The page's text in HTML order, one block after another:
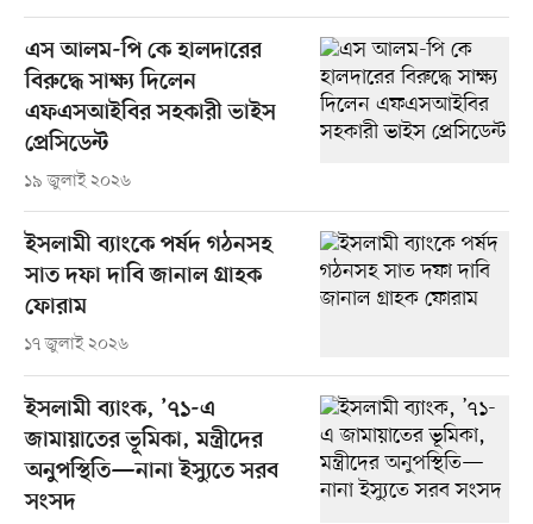
এস আলম-পি কে হালদারের
বিরুদ্ধে সাক্ষ্য দিলেন
এফএসআইবির সহকারী ভাইস
প্রেসিডেন্ট
১৯ জুলাই ২০২৬
ইসলামী ব্যাংকে পর্ষদ গঠনসহ
সাত দফা দাবি জানাল গ্রাহক
ফোরাম
১৭ জুলাই ২০২৬
ইসলামী ব্যাংক, ’৭১-এ
জামায়াতের ভূমিকা, মন্ত্রীদের
অনুপস্থিতি—নানা ইস্যুতে সরব
সংসদ